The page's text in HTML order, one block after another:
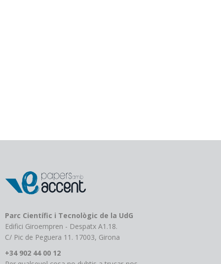
Parc Científic i Tecnològic de la UdG
Edifici Giroempren - Despatx A1.18.
C/ Pic de Peguera 11. 17003, Girona
+34 902 44 00 12